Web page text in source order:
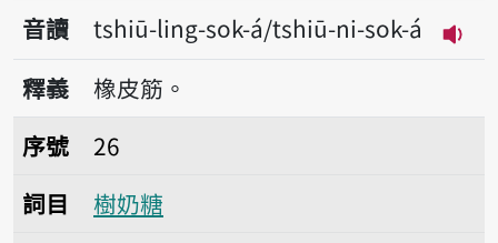
音讀
tshiū-ling-sok-á/tshiū-ni-sok-á
播
釋義
橡皮筋。
序號26樹奶糖
序號
26
詞目
樹奶糖